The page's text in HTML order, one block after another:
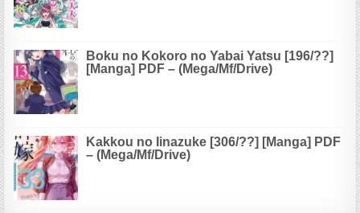
Boku no Kokoro no Yabai Yatsu [196/??]
[Manga] PDF – (Mega/Mf/Drive)
Kakkou no Iinazuke [306/??] [Manga] PDF
– (Mega/Mf/Drive)